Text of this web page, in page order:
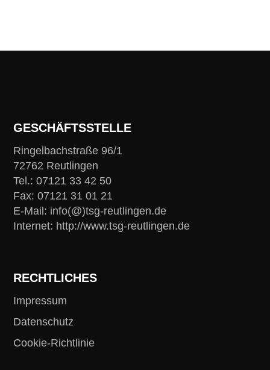
GESCHÄFTSSTELLE
Ringelbachstraße 96/1
72762 Reutlingen
Tel.: 07121 33 42 50
Fax: 07121 31 01 21
E-Mail: info(@)tsg-reutlingen.de
Internet: http://www.tsg-reutlingen.de
RECHTLICHES
Impressum
Datenschutz
Cookie-Richtlinie